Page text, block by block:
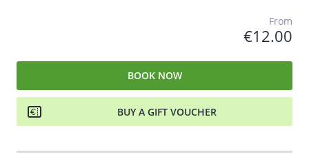
From
€12.00
BOOK NOW
BUY A GIFT VOUCHER